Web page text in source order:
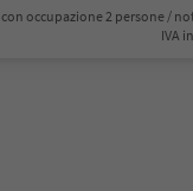
con occupazione 2 persone /
IVA